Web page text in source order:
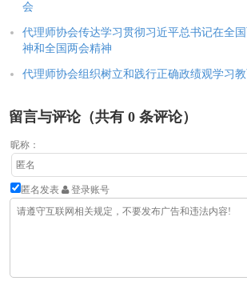
会
代理师协会传达学习贯彻习近平总书记在全
神和全国两会精神
代理师协会组织树立和践行正确政绩观学习
留言与评论（共有 0 条评论）
昵称：
匿名发表 登录账号